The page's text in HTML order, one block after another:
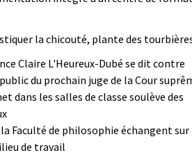
la chicouté, plante des
Claire L'Heureux-Dubé se dit contre
du prochain juge de la Cour
dans les salles de classe soulève des
Faculté de philosophie échangent
de travail